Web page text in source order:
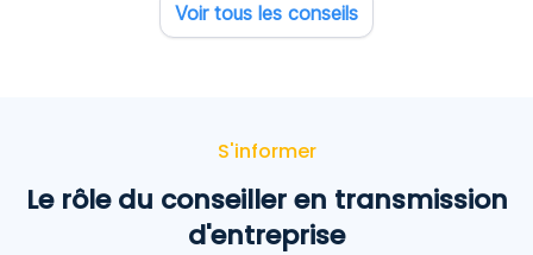
Voir tous les conseils
S'informer
Le rôle du conseiller en transmission
d'entreprise